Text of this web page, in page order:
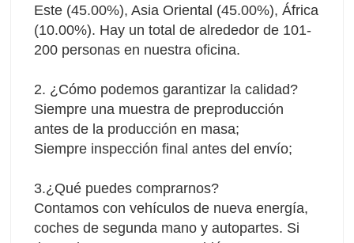
Este (45.00%), Asia Oriental (45.00%), África
(10.00%). Hay un total de alrededor de 101-
200 personas en nuestra oficina.
2. ¿Cómo podemos garantizar la calidad?
Siempre una muestra de preproducción
antes de la producción en masa;
Siempre inspección final antes del envío;
3.¿Qué puedes comprarnos?
Contamos con vehículos de nueva energía,
coches de segunda mano y autopartes. Si